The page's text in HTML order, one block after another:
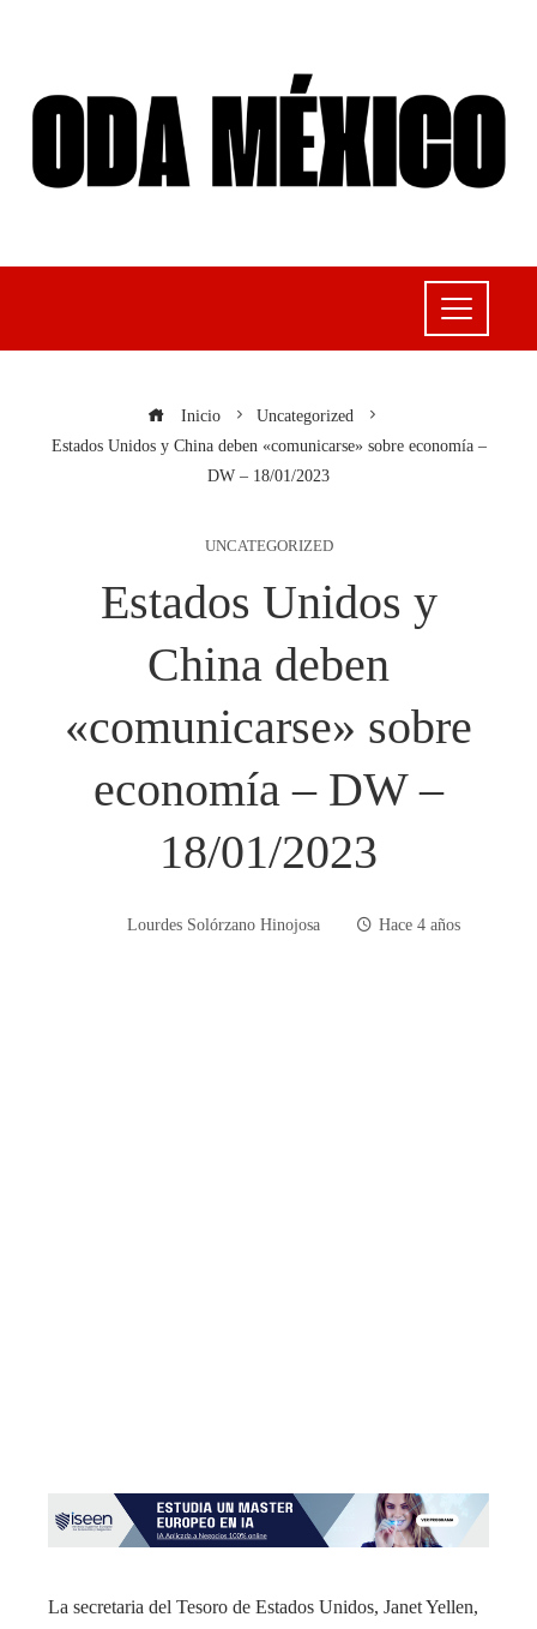
Inicio
Uncategorized
Estados Unidos y China deben «comunicarse» sobre economía –
DW – 18/01/2023
UNCATEGORIZED
Estados Unidos y
China deben
«comunicarse» sobre
economía – DW –
18/01/2023
Lourdes Solórzano Hinojosa Hace 4 años
La secretaria del Tesoro de Estados Unidos, Janet Yellen,